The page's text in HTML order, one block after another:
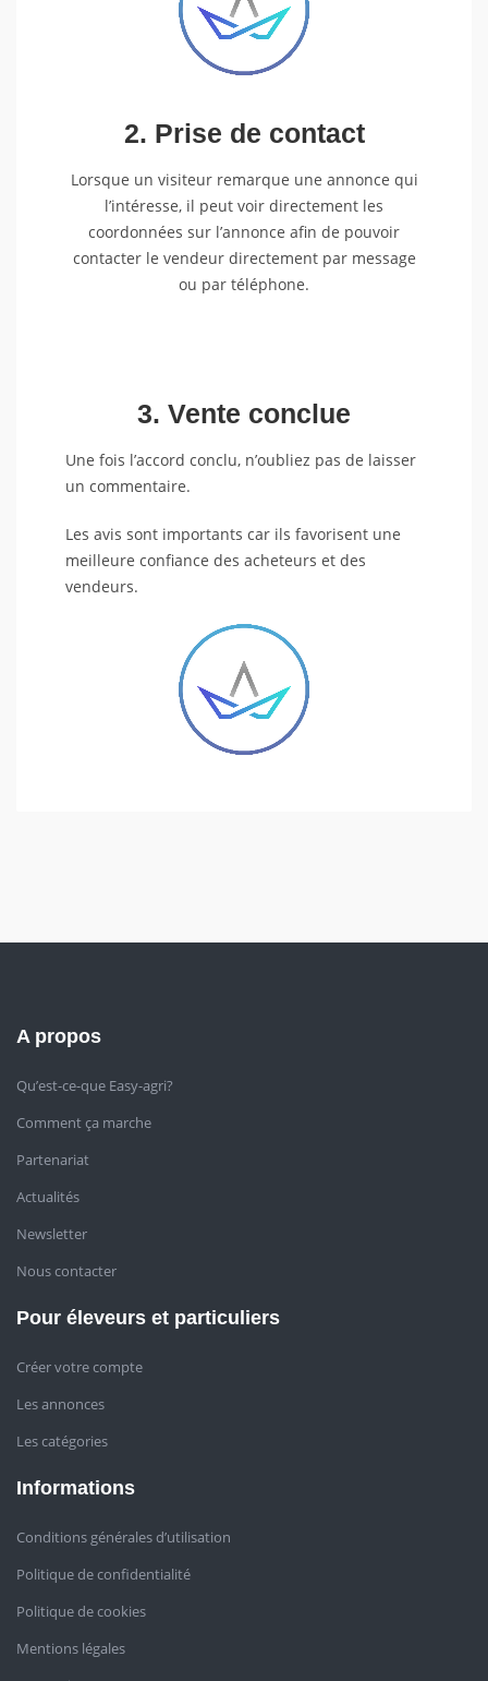
2. Prise de contact
Lorsque un visiteur remarque une annonce qui
l’intéresse, il peut voir directement les
coordonnées sur l’annonce afin de pouvoir
contacter le vendeur directement par message
ou par téléphone.
3. Vente conclue
Une fois l’accord conclu, n’oubliez pas de laisser
un commentaire.
Les avis sont importants car ils favorisent une
meilleure confiance des acheteurs et des
vendeurs.
A propos
Qu’est-ce-que Easy-agri?
Comment ça marche
Partenariat
Actualités
Newsletter
Nous contacter
Pour éleveurs et particuliers
Créer votre compte
Les annonces
Les catégories
Informations
Conditions générales d’utilisation
Politique de confidentialité
Politique de cookies
Mentions légales